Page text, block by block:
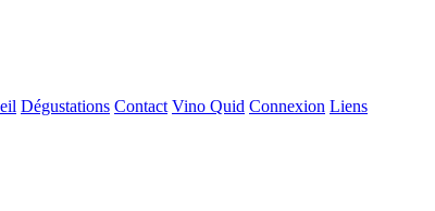
Dégustations Contact Vino Quid Connexion Liens